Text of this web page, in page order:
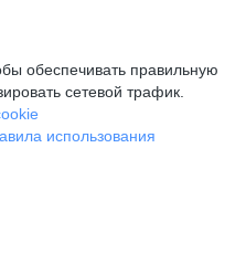
обеспечивать правильную
сетевой трафик.
использования